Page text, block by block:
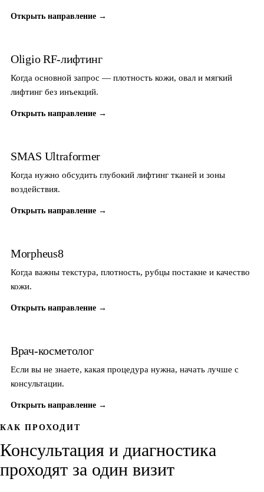
Открыть направление →
Oligio RF-лифтинг
Когда основной запрос — плотность кожи, овал и мягкий
лифтинг без инъекций.
Открыть направление →
SMAS Ultraformer
Когда нужно обсудить глубокий лифтинг тканей и зоны
воздействия.
Открыть направление →
Morpheus8
Когда важны текстура, плотность, рубцы постакне и качество
кожи.
Открыть направление →
Врач-косметолог
Если вы не знаете, какая процедура нужна, начать лучше с
консультации.
Открыть направление →
КАК ПРОХОДИТ
Консультация и диагностика
проходят за один визит